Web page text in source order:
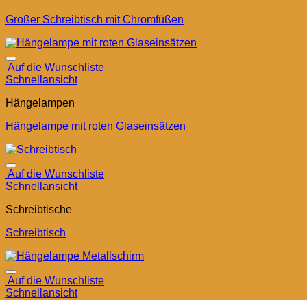
Großer Schreibtisch mit Chromfüßen
Auf die Wunschliste
Schnellansicht
Hängelampen
Hängelampe mit roten Glaseinsätzen
Auf die Wunschliste
Schnellansicht
Schreibtische
Schreibtisch
Auf die Wunschliste
Schnellansicht